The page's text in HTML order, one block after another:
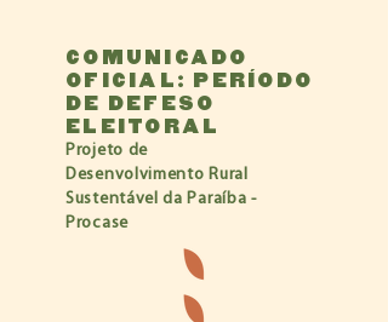
Comunicado
Oficial: Período
de Defeso
Eleitoral
Projeto de
DesenvolvimentoRural
Sustentável da Paraíba -
Procase